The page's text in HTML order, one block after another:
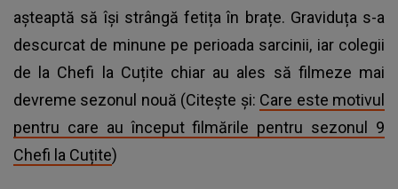
așteaptă să își strângă fetița în brațe. Graviduța s-a
descurcat de minune pe perioada sarcinii, iar colegii
de la Chefi la Cuțite chiar au ales să filmeze mai
devreme sezonul nouă (Citește și: Care este motivul
pentru care au început filmările pentru sezonul 9
Chefi la Cuțite)